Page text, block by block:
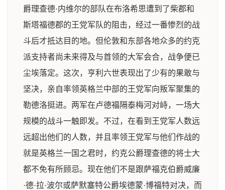
爵理查德·内维尔的部队在布洛希思遭到了柴郡和
斯塔福德郡的王党军队的阻击，经过一番惨烈的战
斗后才抵达目的地。但伦敦和东部各地众多的约克
派支持者尚未来得及与首领的大军会合，战争便已
尘埃落定。这次，亨利六世表现出了少有的果敢与
坚决，亲自率领英格兰中部的王党军向叛军聚集的
勒德洛挺进。两军在卢德福隔泰梅河对峙，一场大
规模的战斗一触即发。不过，在看到王党军人数远
远超出他们的人数，并且率领王党军与他们作战的
就是英格兰一国之君时，约克公爵理查德的将士大
都不免有所顾忌。现在他们不是跟萨福克伯爵威廉
·德·拉·波尔或萨默塞特公爵埃德蒙·博福特对决，而